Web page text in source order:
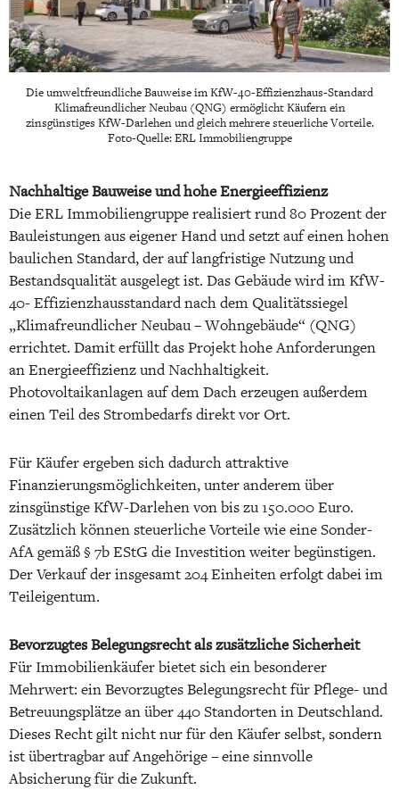
Die umweltfreundliche Bauweise im KfW-40-Effizienzhaus-Standard
Klimafreundlicher Neubau (QNG) ermöglicht Käufern ein
zinsgünstiges KfW-Darlehen und gleich mehrere steuerliche Vorteile.
Foto-Quelle: ERL Immobiliengruppe
Nachhaltige Bauweise und hohe Energieeffizienz
Die ERL Immobiliengruppe realisiert rund 80 Prozent der
Bauleistungen aus eigener Hand und setzt auf einen hohen
baulichen Standard, der auf langfristige Nutzung und
Bestandsqualität ausgelegt ist. Das Gebäude wird im KfW-
40- Effizienzhausstandard nach dem Qualitätssiegel
„Klimafreundlicher Neubau – Wohngebäude“ (QNG)
errichtet. Damit erfüllt das Projekt hohe Anforderungen
an Energieeffizienz und Nachhaltigkeit.
Photovoltaikanlagen auf dem Dach erzeugen außerdem
einen Teil des Strombedarfs direkt vor Ort.
Für Käufer ergeben sich dadurch attraktive
Finanzierungsmöglichkeiten, unter anderem über
zinsgünstige KfW-Darlehen von bis zu 150.000 Euro.
Zusätzlich können steuerliche Vorteile wie eine Sonder-
AfA gemäß § 7b EStG die Investition weiter begünstigen.
Der Verkauf der insgesamt 204 Einheiten erfolgt dabei im
Teileigentum.
Bevorzugtes Belegungsrecht als zusätzliche Sicherheit
Für Immobilienkäufer bietet sich ein besonderer
Mehrwert: ein Bevorzugtes Belegungsrecht für Pflege- und
Betreuungsplätze an über 440 Standorten in Deutschland.
Dieses Recht gilt nicht nur für den Käufer selbst, sondern
ist übertragbar auf Angehörige – eine sinnvolle
Absicherung für die Zukunft.